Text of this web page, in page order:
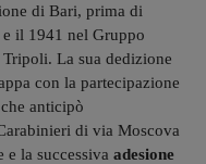
di Bari, prima di
il 1941 nel Gruppo
La sua dedizione
con la partecipazione
anticipò
di via Moscova
la successiva adesione